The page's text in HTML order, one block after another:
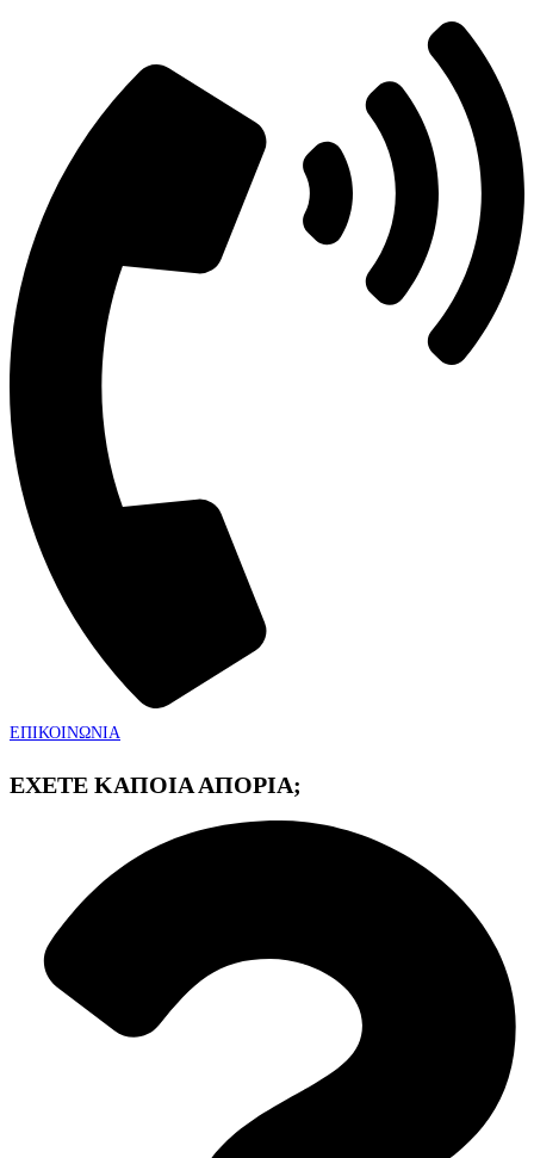
ΕΠΙΚΟΙΝΩΝΙΑ
ΕΧΕΤΕ ΚΑΠΟΙΑ ΑΠΟΡΙΑ;